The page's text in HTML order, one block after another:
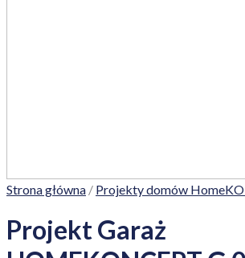
Strona główna / Projekty domów
Projekt Garaż